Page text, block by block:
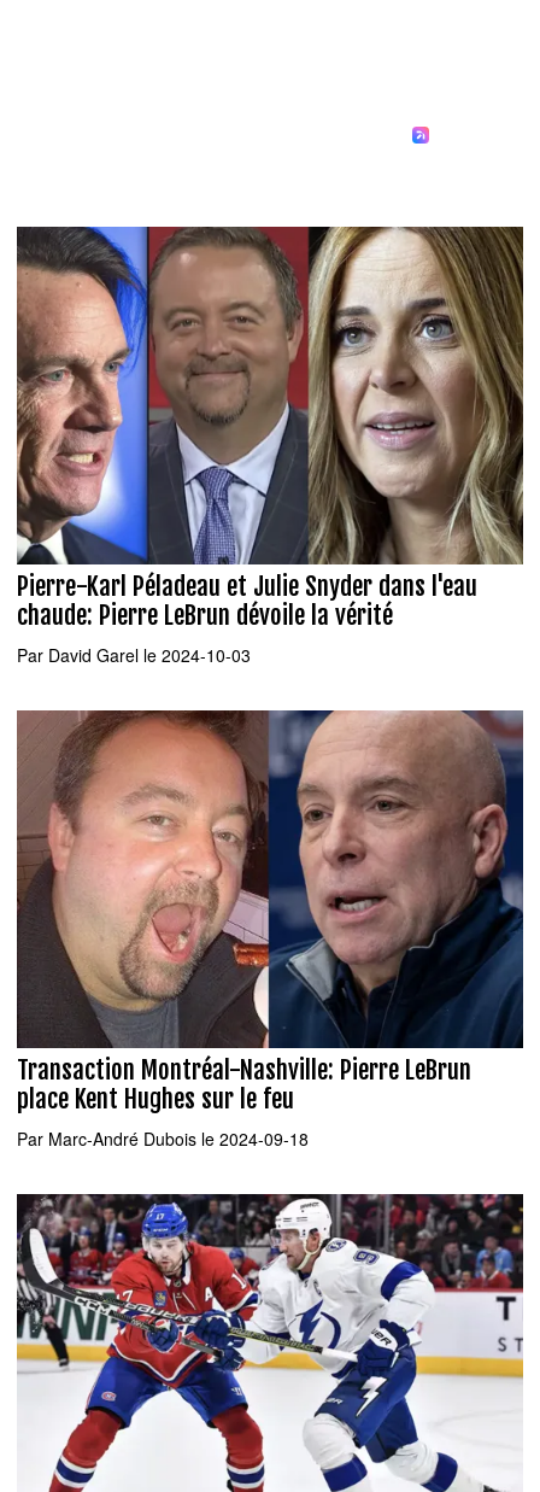
Pierre-Karl Péladeau et Julie Snyder dans l'eau
chaude: Pierre LeBrun dévoile la vérité
Par David Garel le 2024-10-03
Transaction Montréal-Nashville: Pierre LeBrun
place Kent Hughes sur le feu
Par Marc-André Dubois le 2024-09-18